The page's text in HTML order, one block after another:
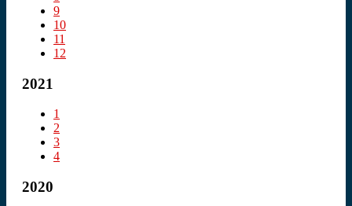
9
10
11
12
2021
1
2
3
4
2020